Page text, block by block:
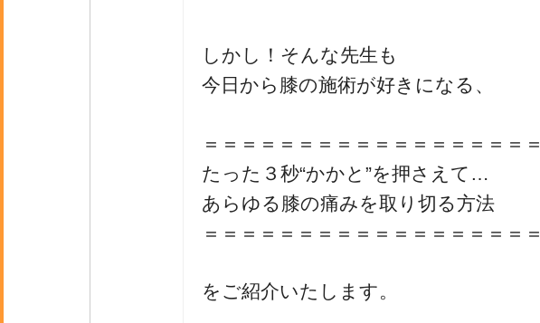
しかし！そんな先生も
今日から膝の施術が好きになる、
＝＝＝＝＝＝＝＝＝＝＝＝＝＝＝＝＝＝
たった３秒“かかと”を押さえて…
あらゆる膝の痛みを取り切る方法
＝＝＝＝＝＝＝＝＝＝＝＝＝＝＝＝＝＝
をご紹介いたします。